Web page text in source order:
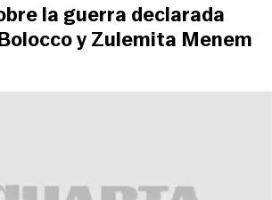
la guerra declarada
y Zulemita Menem